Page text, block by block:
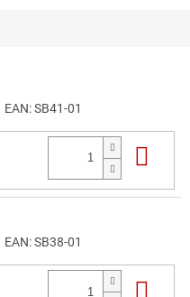
EAN:SB41-01
EAN:SB38-01